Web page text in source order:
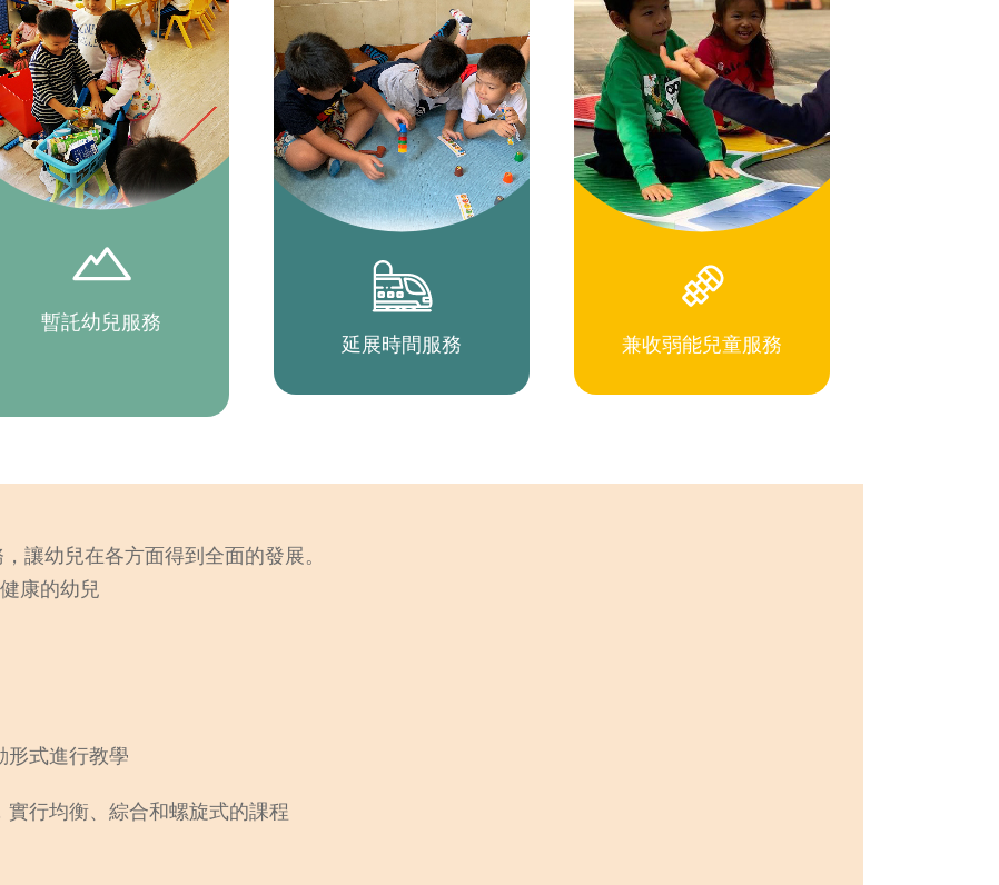
暫託幼兒服務
延展時間服務
兼收弱能兒童服務
讓幼兒在各方面得到全面的發展。
康的幼兒
形式進行教學
行均衡、綜合和螺旋式的課程